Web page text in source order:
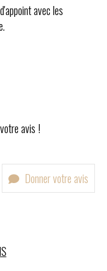
avec les
avis !
Donner votre avis